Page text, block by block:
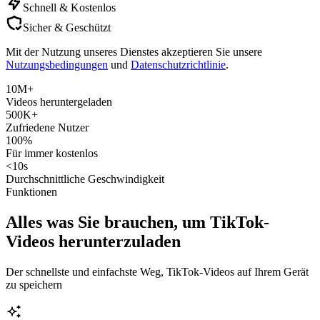
Schnell & Kostenlos
Sicher & Geschützt
Mit der Nutzung unseres Dienstes akzeptieren Sie unsere
Nutzungsbedingungen und Datenschutzrichtlinie.
10M+
Videos heruntergeladen
500K+
Zufriedene Nutzer
100%
Für immer kostenlos
<10s
Durchschnittliche Geschwindigkeit
Funktionen
Alles was Sie brauchen, um TikTok-
Videos herunterzuladen
Der schnellste und einfachste Weg, TikTok-Videos auf Ihrem Gerät
zu speichern